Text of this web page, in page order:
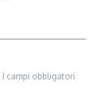
I campi obbligatori